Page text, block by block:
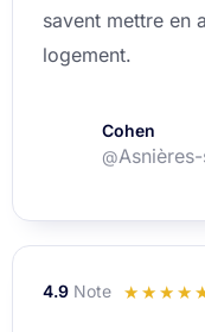
savent mettre en
logement.
Cohen
@
4.9 Note ☆ ☆ ☆ ☆